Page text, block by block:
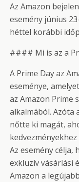
Az Amazon
esemény június
héttel korábbi
#### Mi is az a
A Prime Day az
eseménye,
az Amazon Prime
alkalmából. Azóta
nőtte ki magát,
Az esemény célja,
exkluzív vásárlási
Amazon a